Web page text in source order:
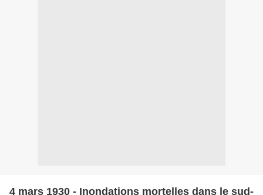
4 mars 1930 - Inondations mortelles dans le sud-